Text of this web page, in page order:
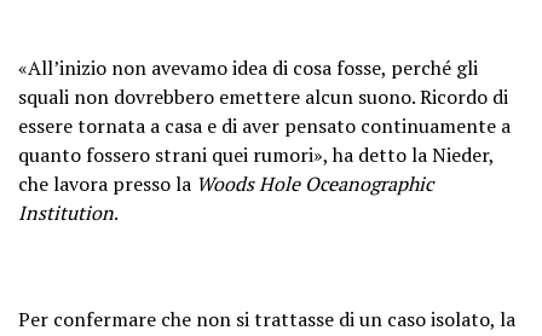
«All’inizio non avevamo idea di cosa fosse, perché gli
squali non dovrebbero emettere alcun suono. Ricordo di
essere tornata a casa e di aver pensato continuamente a
quanto fossero strani quei rumori», ha detto la Nieder,
che lavora presso la Woods Hole Oceanographic
Institution.
Per confermare che non si trattasse di un caso isolato, la